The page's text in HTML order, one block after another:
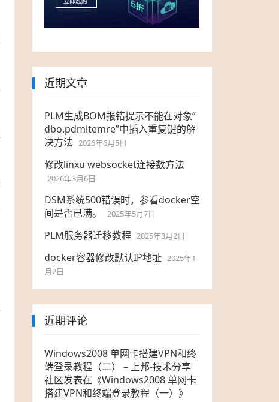
近期文章
PLM生成BOM报错提示不能在对象”
dbo.pdmitemre”中插入重复键的解
决方法 2026年6月5日
修改linxu websocket连接数方法
2026年3月6日
DSM系统500错误时，参看docker空
间是否已满。
2025年5月7日
PLM服务器迁移教程 2025年3月2日
docker容器修改默认IP地址 2025年1
月2日
近期评论
Windows2008 单网卡搭建VPN和终
端登录教程（二） – 上邦-技术分享
社区发表在《Windows2008 单网卡
搭建VPN和终端登录教程（一） 》